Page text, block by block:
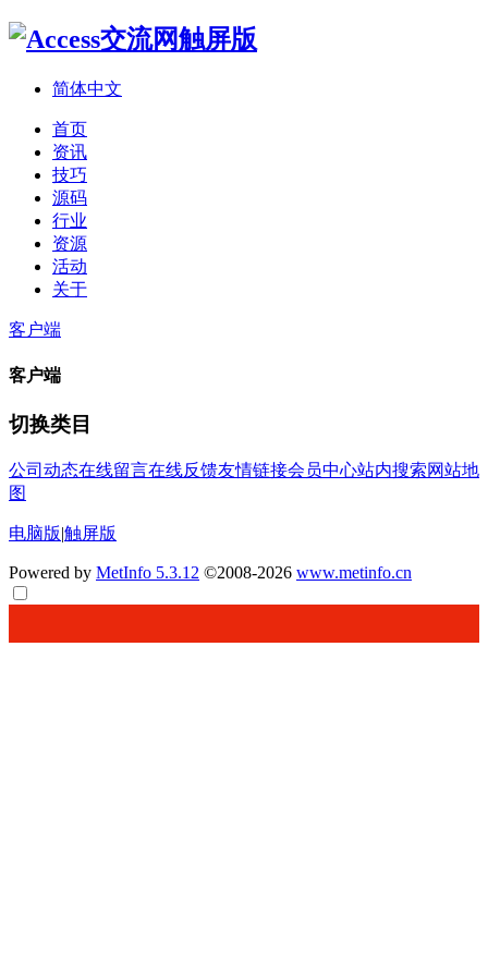
简体中文
首页
资讯
技巧
源码
行业
资源
活动
关于
客户端
客户端
切换类目
公司动态在线留言在线反馈友情链接会员中心站内搜索网站地
图
电脑版|触屏版
Powered by MetInfo 5.3.12 ©2008-2026 www.metinfo.cn